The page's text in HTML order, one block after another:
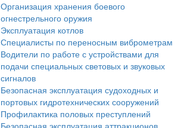
Организация хранения боевого
огнестрельного оружия
Эксплуатация котлов
Специалисты по переносным виброметрам
Водители по работе с устройствами для
подачи специальных световых и звуковых
сигналов
Безопасная эксплуатация судоходных и
портовых гидротехнических сооружений
Профилактика половых преступлений
Безопасная эксплуатация аттракционов,